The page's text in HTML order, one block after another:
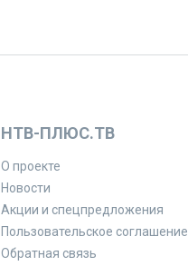
НТВ-ПЛЮС.ТВ
О проекте
Новости
Акции и спецпредложения
Пользовательское соглашение
Обратная связь